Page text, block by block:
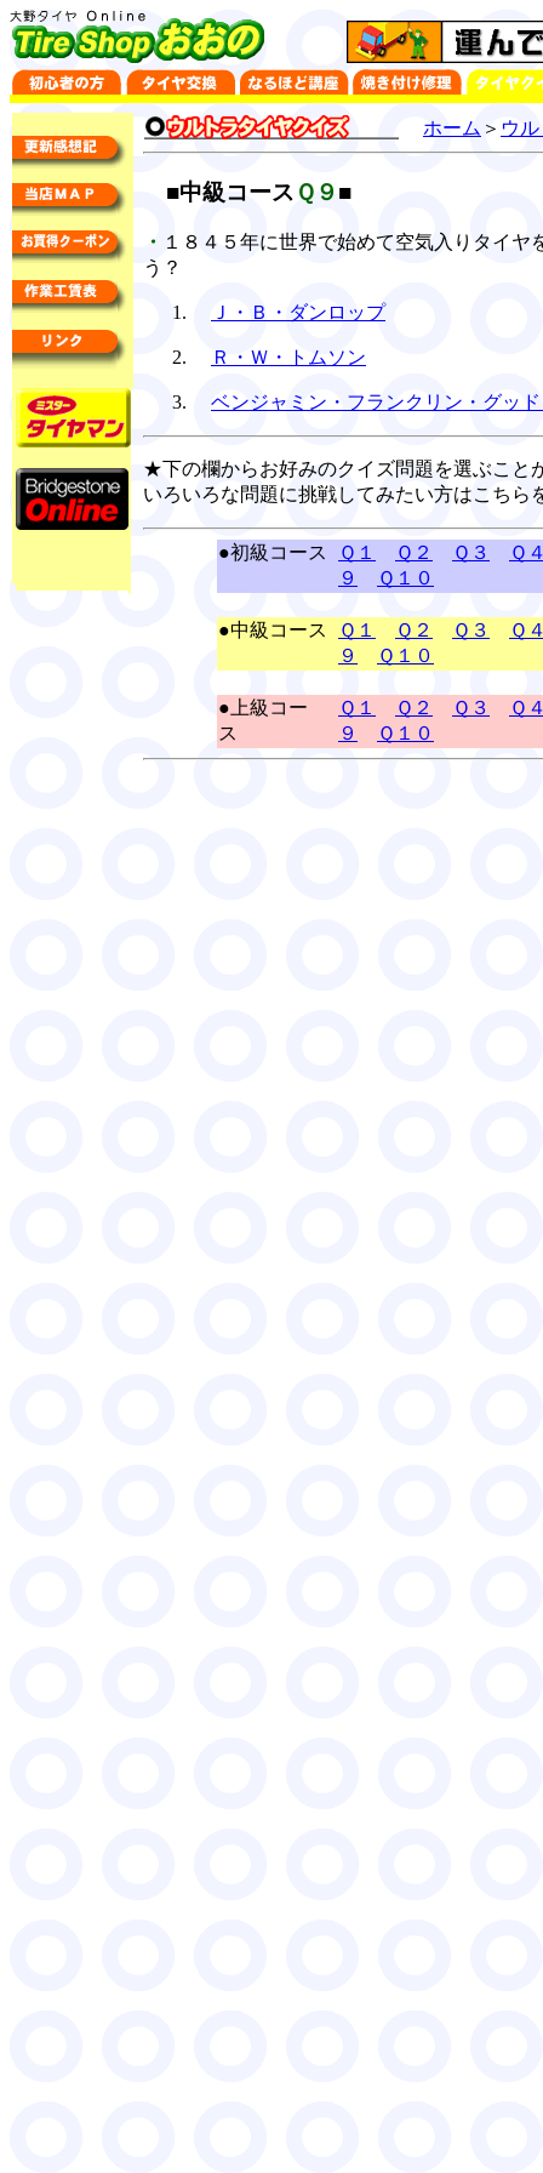
ホーム ＞ ウ
■中級コース Ｑ９ ■
・ １８４５年に世界で始めて空気入りタイ
う？
Ｊ・Ｂ・ダンロップ
Ｒ・Ｗ・トムソン
ベンジャミン・フランクリン・グッ
★下の欄からお好みのクイズ問題を選ぶこと
いろいろな問題に挑戦してみたい方はこちら
●初級コース Ｑ１ Ｑ２ Ｑ３
Ｑ
９
Ｑ１０
●中級コース Ｑ１ Ｑ２ Ｑ３
Ｑ
９
Ｑ１０
●上級コー
ス
Ｑ１ Ｑ２ Ｑ３
Ｑ
９
Ｑ１０